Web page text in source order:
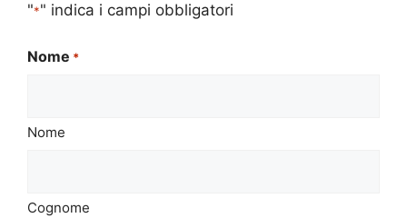
"*" indica i campi obbligatori
Nome *
Nome
Cognome